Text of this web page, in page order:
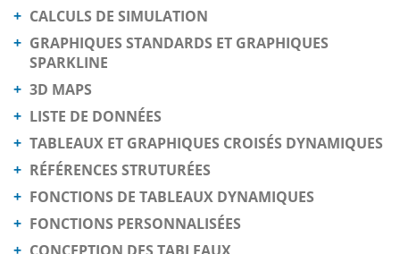
CALCULS DE SIMULATION
GRAPHIQUES STANDARDS ET GRAPHIQUES
SPARKLINE
3D MAPS
LISTE DE DONNÉES
TABLEAUX ET GRAPHIQUES CROISÉS DYNAMIQUES
RÉFÉRENCES STRUTURÉES
FONCTIONS DE TABLEAUX DYNAMIQUES
FONCTIONS PERSONNALISÉES